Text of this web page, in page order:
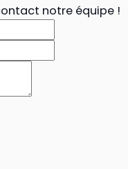
notre équipe !